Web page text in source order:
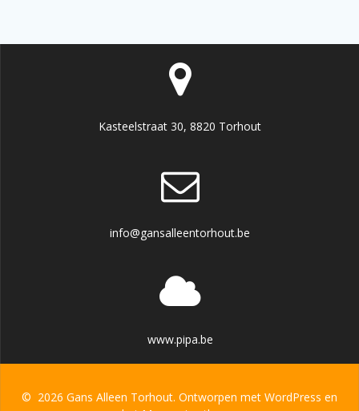
Kasteelstraat 30, 8820 Torhout
info@gansalleentorhout.be
www.pipa.be
© 2026 Gans Alleen Torhout. Ontworpen met WordPress en